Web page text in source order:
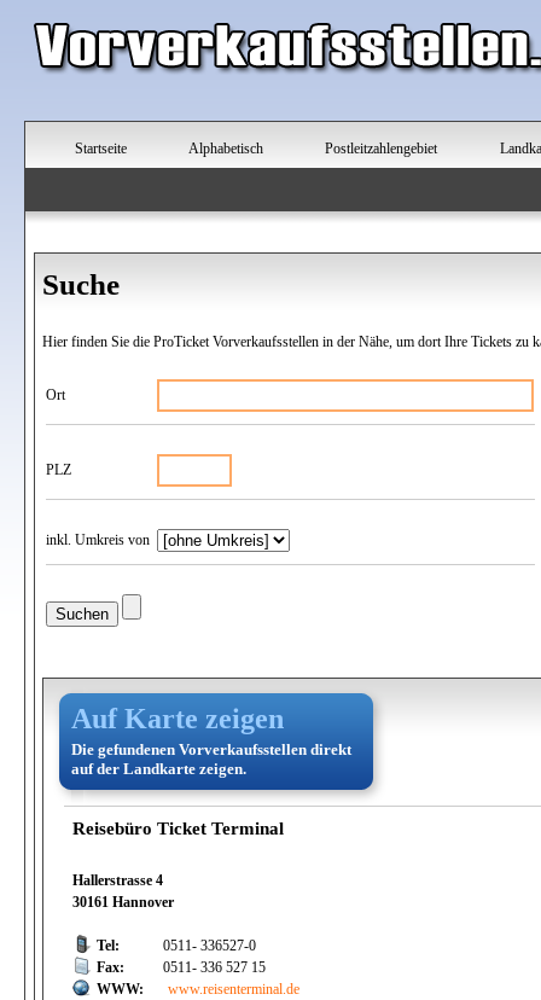
Startseite Alphabetisch Postleitzahlengebiet
Suche
Hier finden Sie die ProTicket Vorverkaufsstellen in der Nähe, um dort Ihre Tickets zu
Ort
PLZ
inkl. Umkreis von
Auf Karte zeigen
Die gefundenen Vorverkaufsstellen direkt
auf der Landkarte zeigen.
Reisebüro Ticket Terminal
Hallerstrasse 4
30161 Hannover
Tel:
0511- 336527-0
Fax:
0511- 336 527 15
WWW:
www.reisenterminal.de